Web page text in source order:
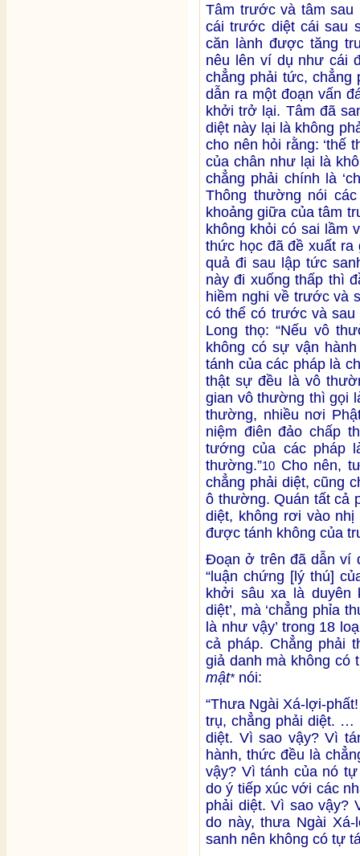
Tâm trước và tâm sau
cái trước diệt cái sau
căn lành được tăng
nêu lên ví dụ như cái
chẳng phải tức, chẳng
dẫn ra một đoạn vấn
khởi trở lại. Tâm đã
diệt này lại là không
cho nên hỏi rằng: ‘thế
của chân như lại là
chẳng phải chính là
Thông thường nói
khoảng giữa của tâm
không khỏi có sai lầm
thức học đã đề xuất ra
quả đi sau lập tức
này đi xuống thấp thì
hiềm nghi về trước và
có thể có trước và
Long thọ: “Nếu vô
không có sự vận
tánh của các pháp là
thật sự đều là vô
gian vô thường thì gọi
thường, nhiều nơi
niệm điên đảo chấp
tướng của các pháp
thường.”10 Cho nên,
chẳng phải diệt, cũng
ô thường. Quán tất cả
diệt, không rơi vào
được tánh không của
Đoạn ở trên đã dẫn ví
“luận chứng [lý thú]
khởi sâu xa là duyên
diệt’, mà ‘chẳng phỉa
là như vậy’ trong 18
cả pháp. Chẳng phải
giả danh mà không
mật* nói:
“Thưa Ngài Xá-lợi-
trụ, chẳng phải diệt. …
diệt. Vì sao vậy? Vì
hành, thức đều là
vậy? Vì tánh của nó
do ý tiếp xúc với các
phải diệt. Vì sao vậy?
do này, thưa Ngài
sanh nên không có tự